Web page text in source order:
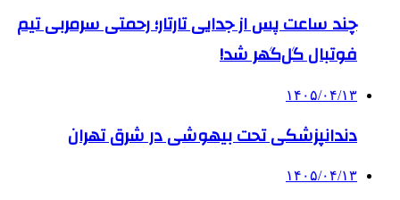
چند ساعت پس از جدایی تارتار؛ رحمتی سرمربی تیم
فوتبال گل‌گهر شد!
۱۴۰۵/۰۴/۱۳
دندانپزشکی تحت بیهوشی در شرق تهران
۱۴۰۵/۰۴/۱۳